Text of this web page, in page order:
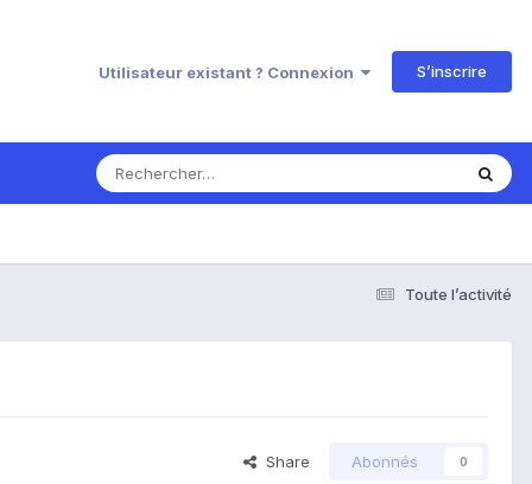
Utilisateur existant ? Connexion S’inscrire
Toute l’activité
Share Abonnés 0